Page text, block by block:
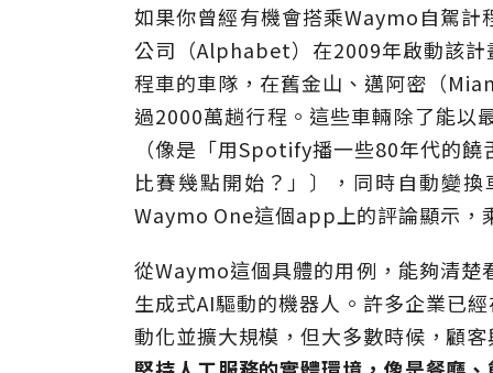
如果你曾經有機會搭乘Waymo自駕
公司（Alphabet）在2009年啟動該
程車的車隊，在舊金山、邁阿密（
過2000萬趟行程。這些車輛除了能以
（像是「用Spotify播一些80年代的
比賽幾點開始？」〕，同時自動變
Waymo One這個app上的評論顯示，
從Waymo這個具體的用例，能夠清
生成式AI驅動的機器人。許多企業已
動化並擴大規模，但大多數時候，顧